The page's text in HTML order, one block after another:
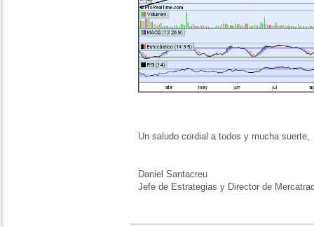
Un saludo cordial a todos y mucha suerte,
Daniel Santacreu
Jefe de Estrategias y Director de